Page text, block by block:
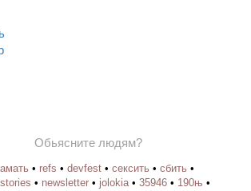
Обьясните людям?
• refs • devfest • сексить • сбить •
stories • newsletter • jolokia • 35946 • 190њ •